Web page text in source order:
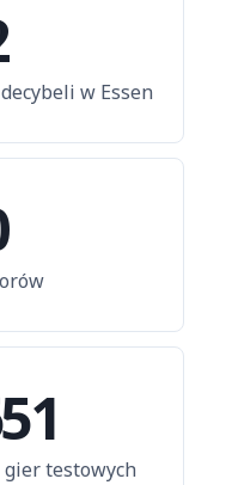
w Essen
testowych